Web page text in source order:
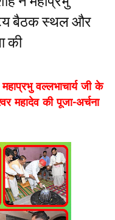
बैठक स्थल और
की
वल्लभाचार्य जी के
महादेव की पूजा-अर्चना